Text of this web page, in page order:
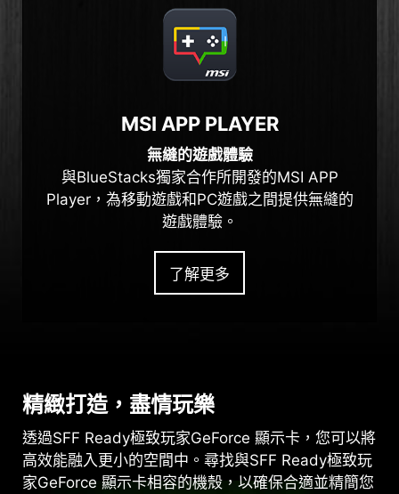
MSI APP PLAYER
無縫的遊戲體驗
與BlueStacks獨家合作所開發的MSI APP
Player，為移動遊戲和PC遊戲之間提供無縫的
遊戲體驗。
了解更多
精緻打造，盡情玩樂
透過SFF Ready極致玩家GeForce 顯示卡，您可以將
高效能融入更小的空間中。尋找與SFF Ready極致玩
家GeForce 顯示卡相容的機殼，以確保合適並精簡您